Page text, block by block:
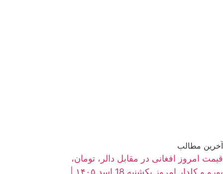
آخرین مطالب
قیمت امروز افغانی در مقابل دالر، تومان،